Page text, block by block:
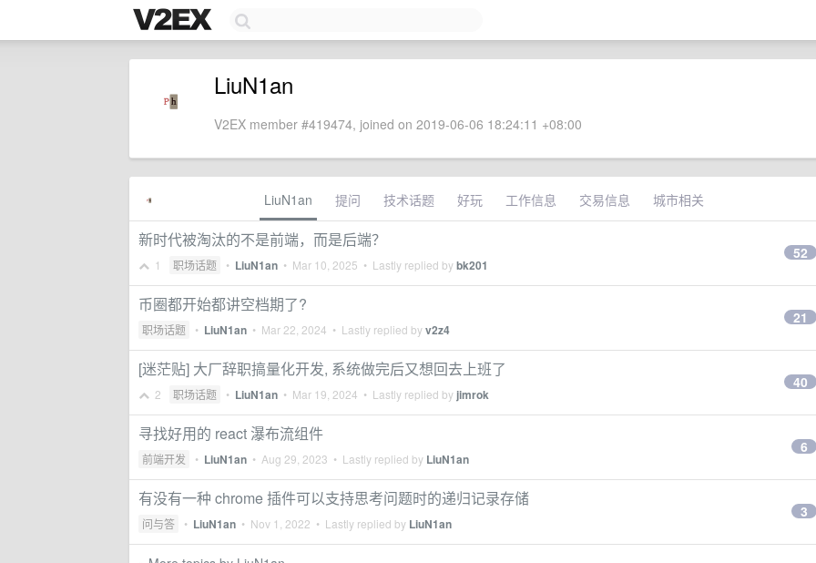
LiuN1an
V2EX member #419474, joined on 2019-06-06 18:24:11 +08:00
LiuN1an 提问 技术话题 好玩 工作信息 交易信息 城市相关
新时代被淘汰的不是前端，而是后端？
1 职场话题 • LiuN1an • Mar 10, 2025 • Lastly replied bybk201
52
币圈都开始都讲空档期了?
职场话题 • LiuN1an • Mar 22, 2024 • Lastly replied byv2z4
21
[迷茫贴] 大厂辞职搞量化开发, 系统做完后又想回去上班了
2 职场话题 • LiuN1an • Mar 19, 2024 • Lastly replied by jimrok
40
寻找好用的 react 瀑布流组件
前端开发 • LiuN1an • Aug 29, 2023 • Lastly replied by LiuN1an
6
有没有一种 chrome 插件可以支持思考问题时的递归记录存储
问与答 • LiuN1an • Nov 1, 2022 • Lastly replied by LiuN1an
3